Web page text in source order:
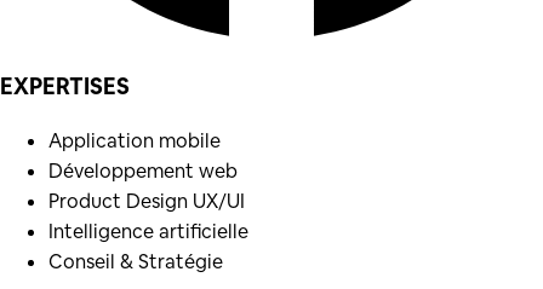
EXPERTISES
Application mobile
Développement web
Product Design UX/UI
Intelligence artificielle
Conseil & Stratégie